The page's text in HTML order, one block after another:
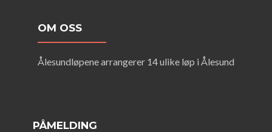
OM OSS
Ålesundløpene arrangerer 14 ulike løp i Ålesund
PÅMELDING